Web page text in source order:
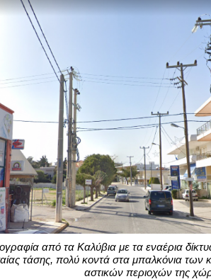
από τα Καλύβια με τα εναέρια
τάσης, πολύ κοντά στα μπαλκόνια των
αστικών περιοχών της